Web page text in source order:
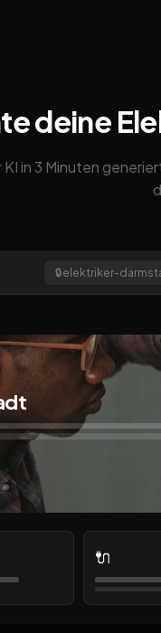
deine
KI in 3 Minuten
🔒elektriker-
🔌